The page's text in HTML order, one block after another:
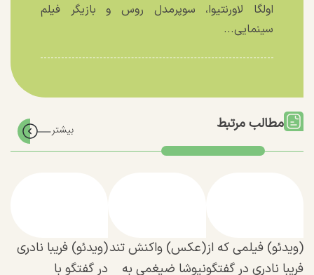
اولگا لاورنتیوا، سوپرمدل روس و بازیگر فیلم
سینمایی...
مطالب مرتبط
(ویدئو) فیلمی که از
فریبا نادری در گفتگو
(عکس) واکنش تند
نیوشا ضیغمی به
(ویدئو) فریبا نادری
در گفتگو با